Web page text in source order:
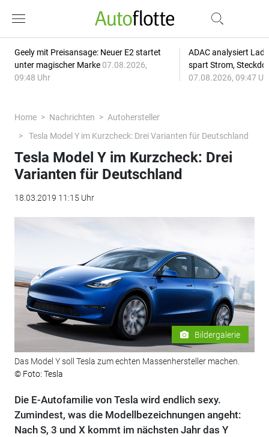
Geely mit Preisansage: Neuer E2 startet
unter magischer Marke 07.08.2026,
09:48 Uhr
ADAC analysiert
spart Strom,
07.08.2026, 09:47
Home Nachrichten
Autohersteller
Tesla Model Y im Kurzcheck: Drei Varianten für Deutschland
Tesla Model Y im Kurzcheck: Drei
Varianten für Deutschland
18.03.2019 11:15 Uhr
Bildergalerie
Das Model Y soll Tesla zum echten Massenhersteller machen.
© Foto: Tesla
Die E-Autofamilie von Tesla wird endlich sexy.
Zumindest, was die Modellbezeichnungen angeht:
Nach S, 3 und X kommt im nächsten Jahr das Y